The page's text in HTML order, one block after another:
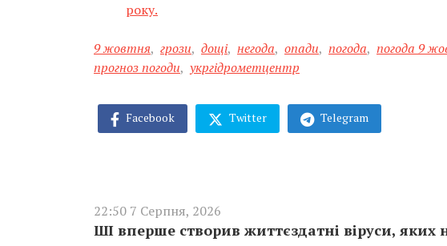
року.
9 жовтня, грози, дощі, негода, опади, погода, погода 9
прогноз погоди, укргідрометцентр
Facebook Twitter Telegram
22:50 7 Серпня, 2026
ШІ вперше створив життєздатні віруси, яких